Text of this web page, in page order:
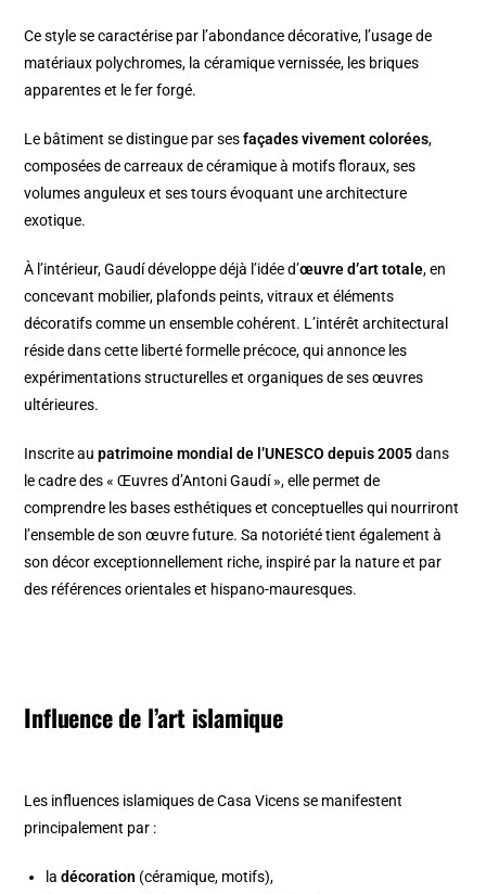
Ce style se caractérise par l’abondance décorative, l’usage de
matériaux polychromes, la céramique vernissée, les briques
apparentes et le fer forgé.
Le bâtiment se distingue par sesfaçades vivement colorées,
composées de carreaux de céramique à motifs floraux, ses
volumes anguleux et ses tours évoquant une architecture
exotique.
À l’intérieur, Gaudí développe déjà l’idée d’œuvre d’art totale, en
concevant mobilier, plafonds peints, vitraux et éléments
décoratifs comme un ensemble cohérent. L’intérêt architectural
réside dans cette liberté formelle précoce, qui annonce les
expérimentations structurelles et organiques de ses œuvres
ultérieures.
Inscrite aupatrimoine mondial de l’UNESCO depuis 2005dans
le cadre des « Œuvres d’Antoni Gaudí », elle permet de
comprendre les bases esthétiques et conceptuelles qui nourriront
l’ensemble de son œuvre future. Sa notoriété tient également à
son décor exceptionnellement riche, inspiré par la nature et par
des références orientales et hispano-mauresques.
Influence de l’art islamique
Les influences islamiques de Casa Vicens se manifestent
principalement par :
ladécoration (céramique, motifs),